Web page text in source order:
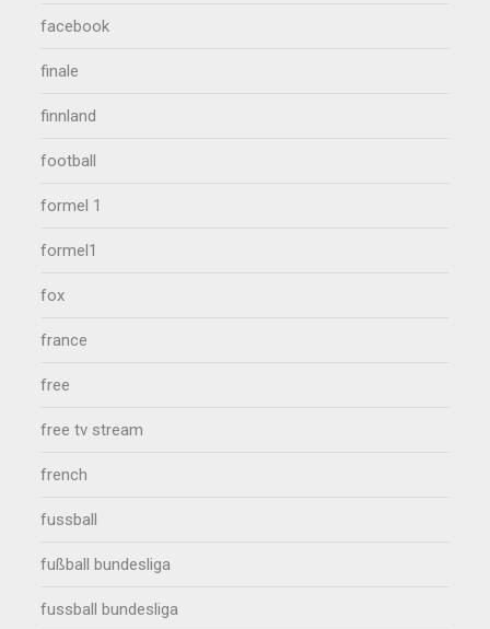
facebook
finale
finnland
football
formel 1
formel1
fox
france
free
free tv stream
french
fussball
fußball bundesliga
fussball bundesliga